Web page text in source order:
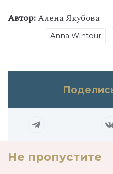
Автор:Алена Якубова
Anna Wintour
Не пропустите